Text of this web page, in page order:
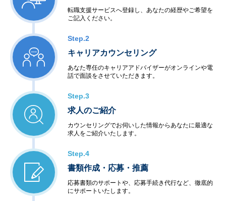
転職支援サービスへ登録し、あなたの経歴やご希望を
ご記入ください。
Step.2
キャリアカウンセリング
あなた専任のキャリアアドバイザーがオンラインや電
話で面談をさせていただきます。
Step.3
求人のご紹介
カウンセリングでお伺いした情報からあなたに最適な
求人をご紹介いたします。
Step.4
書類作成・応募・推薦
応募書類のサポートや、応募手続き代行など、徹底的
にサポートいたします。